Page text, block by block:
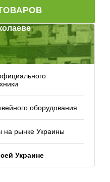
оборудования
на рынке Украины
Украине